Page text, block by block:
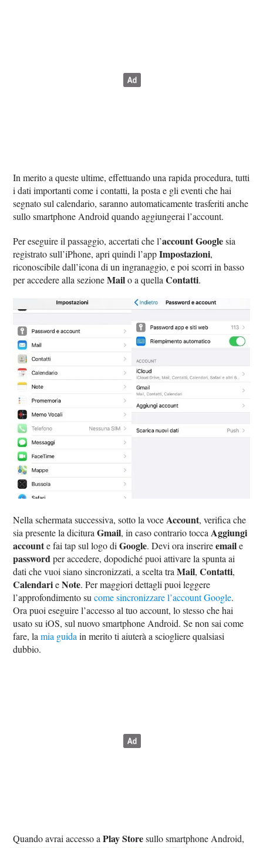
In merito a queste ultime, effettuando una rapida procedura, tutti
i dati importanti come i contatti, la posta e gli eventi che hai
segnato sul calendario, saranno automaticamente trasferiti anche
sullo smartphone Android quando aggiungerai l’account.
Per eseguire il passaggio, accertati che l’account Googlesia
registrato sull’iPhone, apri quindi l’appImpostazioni,
riconoscibile dall’icona di un ingranaggio, e poi scorri in basso
per accedere alla sezioneMailo a quellaContatti.
Nella schermata successiva, sotto la voceAccount, verifica che
sia presente la dicituraGmail, in caso contrario toccaAggiungi
accounte fai tap sul logo diGoogle. Devi ora inserireemaile
passwordper accedere, dopodiché puoi attivare la spunta ai
dati che vuoi siano sincronizzati, a scelta traMail,Contatti,
CalendarieNote. Per maggiori dettagli puoi leggere
l’approfondimento sucome sincronizzare l’account Google.
Ora puoi eseguire l’accesso al tuo account, lo stesso che hai
usato su iOS, sul nuovo smartphone Android. Se non sai come
fare, lamia guidain merito ti aiuterà a sciogliere qualsiasi
dubbio.
Quando avrai accesso aPlay Storesullo smartphone Android,